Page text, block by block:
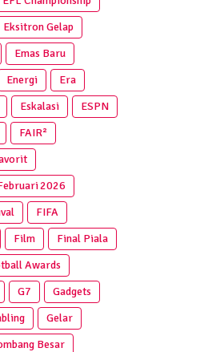
Eksitron Gelap
Emas Baru
Energi
Era
Eskalasi
ESPN
FAIR²
2026
FIFA
Film
Final Piala
Awards
G7
Gadgets
Gelar
Besar